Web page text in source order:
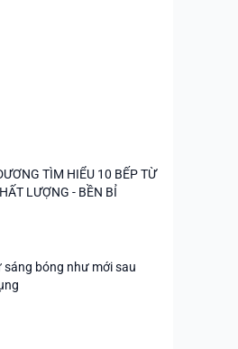
TÌM HIỂU 10 BẾP TỪ
LƯỢNG - BỀN BỈ
sáng bóng như mới sau